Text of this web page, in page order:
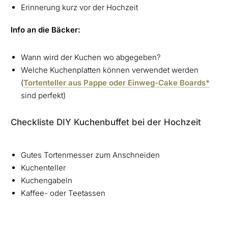
Erinnerung kurz vor der Hochzeit
Info an die Bäcker:
Wann wird der Kuchen wo abgegeben?
Welche Kuchenplatten können verwendet werden
(Tortenteller aus Pappe oder Einweg-Cake Boards*
sind perfekt)
Checkliste DIY Kuchenbuffet bei der Hochzeit
Gutes Tortenmesser zum Anschneiden
Kuchenteller
Kuchengabeln
Kaffee- oder Teetassen